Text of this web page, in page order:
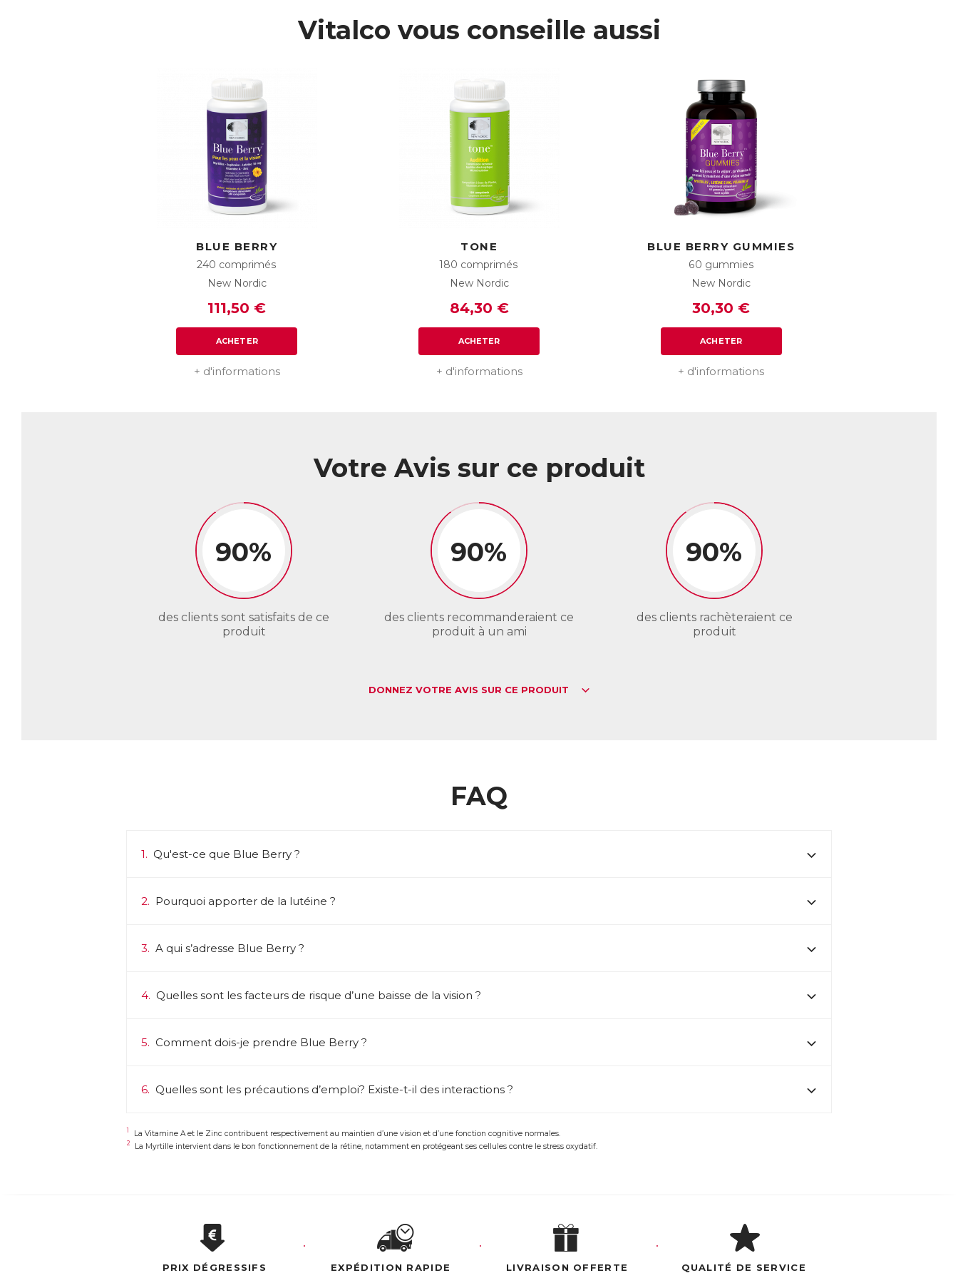
EAN :3401548184820
Vitalco vous conseille aussi
BLUE BERRY
240 comprimés
New Nordic
111,50 €
ACHETER
+ d'informations
TONE
180 comprimés
New Nordic
84,30 €
ACHETER
+ d'informations
BLUE BERRY GUMMIES
60 gummies
New Nordic
30,30 €
ACHETER
+ d'informations
Votre Avis sur ce produit
90%
des clients sont satisfaits de ce
produit
90%
des clients recommanderaient ce
produit à un ami
90%
des clients rachèteraient ce
produit
DONNEZ VOTRE AVIS SUR CE PRODUIT
FAQ
1. Qu'est-ce que Blue Berry ?
2. Pourquoi apporter de la lutéine ?
3. A qui s’adresse Blue Berry ?
4. Quelles sont les facteurs de risque d’une baisse de la vision ?
5. Comment dois-je prendre Blue Berry ?
6. Quelles sont les précautions d’emploi? Existe-t-il des interactions ?
1 La Vitamine A et le Zinc contribuent respectivement au maintien d’une vision et d’une fonction cognitive normales.
2 La Myrtille intervient dans le bon fonctionnement de la rétine, notamment en protégeant ses cellules contre le stress oxydatif.
PRIX DÉGRESSIFS
EXPÉDITION RAPIDE
LIVRAISON OFFERTE
QUALITÉ DE SERVICE